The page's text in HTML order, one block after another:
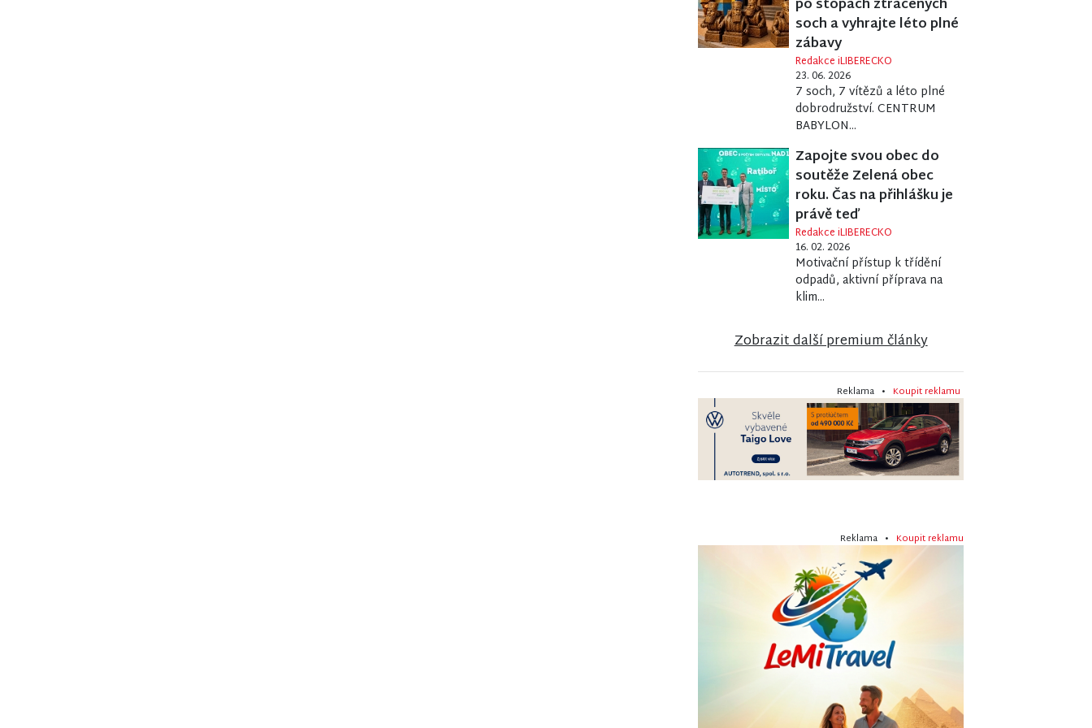
po stopách ztracených
soch a vyhrajte léto plné
zábavy
Redakce iLIBERECKO
23. 06. 2026
7 soch, 7 vítězů a léto plné
dobrodružství. CENTRUM
BABYLON...
Zapojte svou obec do
soutěže Zelená obec
roku. Čas na přihlášku je
právě teď
Redakce iLIBERECKO
16. 02. 2026
Motivační přístup k třídění
odpadů, aktivní příprava na
klim...
Zobrazit další premium články
Reklama • Koupit reklamu
Reklama • Koupit reklamu